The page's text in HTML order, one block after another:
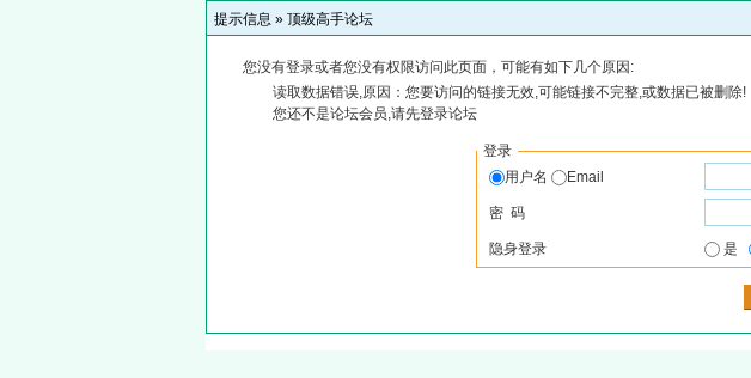
提示信息 » 顶级高手论坛
您没有登录或者您没有权限访问此页面，可能有如下几个原因:
读取数据错误,原因：您要访问的链接无效,可能链接不完整,或数据已被删除!
您还不是论坛会员,请先登录论坛
登录
用户名
Email
密 码
隐身登录 是